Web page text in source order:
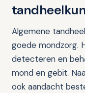
Algemene
goede mondzorg.
detecteren en
mond en gebit.
ook aandacht